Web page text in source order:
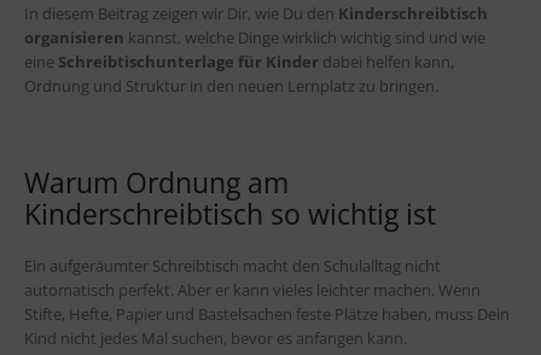
In diesem Beitrag zeigen wir Dir, wie Du den Kinderschreibtisch
organisieren kannst, welche Dinge wirklich wichtig sind und wie
eine Schreibtischunterlage für Kinder dabei helfen kann,
Ordnung und Struktur in den neuen Lernplatz zu bringen.
Warum Ordnung am
Kinderschreibtisch so wichtig ist
Ein aufgeräumter Schreibtisch macht den Schulalltag nicht
automatisch perfekt. Aber er kann vieles leichter machen. Wenn
Stifte, Hefte, Papier und Bastelsachen feste Plätze haben, muss Dein
Kind nicht jedes Mal suchen, bevor es anfangen kann.